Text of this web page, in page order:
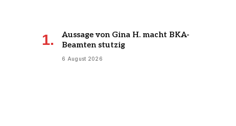
Aussage von Gina H. macht BKA-
Beamten stutzig
6 August 2026